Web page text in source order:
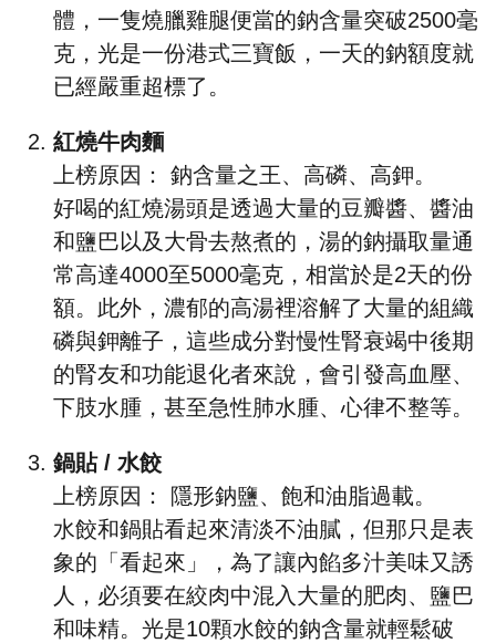
體，一隻燒臘雞腿便當的鈉含量突破2500毫
克，光是一份港式三寶飯，一天的鈉額度就
已經嚴重超標了。
紅燒牛肉麵
上榜原因： 鈉含量之王、高磷、高鉀。
好喝的紅燒湯頭是透過大量的豆瓣醬、醬油
和鹽巴以及大骨去熬煮的，湯的鈉攝取量通
常高達4000至5000毫克，相當於是2天的份
額。此外，濃郁的高湯裡溶解了大量的組織
磷與鉀離子，這些成分對慢性腎衰竭中後期
的腎友和功能退化者來說，會引發高血壓、
下肢水腫，甚至急性肺水腫、心律不整等。
鍋貼 / 水餃
上榜原因： 隱形鈉鹽、飽和油脂過載。
水餃和鍋貼看起來清淡不油膩，但那只是表
象的「看起來」，為了讓內餡多汁美味又誘
人，必須要在絞肉中混入大量的肥肉、鹽巴
和味精。光是10顆水餃的鈉含量就輕鬆破